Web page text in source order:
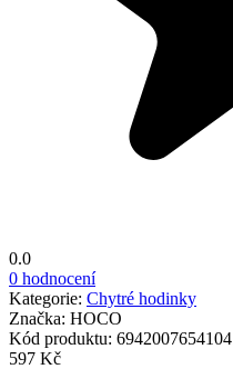
0.0
0 hodnocení
Kategorie: Chytré hodinky
Značka: HOCO
Kód produktu: 6942007654104
597 Kč